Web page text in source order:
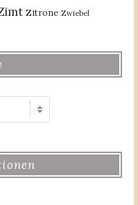
Zitrone Zwiebel